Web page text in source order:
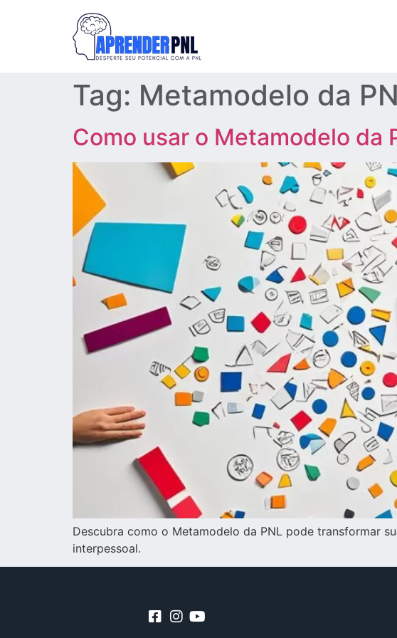
Tag: Metamodelo da
Como usar o Metamodelo da
Descubra como o Metamodelo da PNL pode transformar
interpessoal.